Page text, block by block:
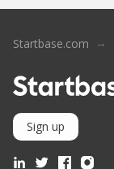
Startbase.com
Sign up